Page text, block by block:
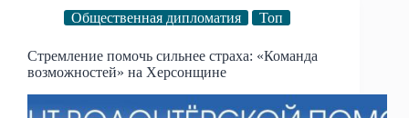
Общественная дипломатия Топ
Стремление помочь сильнее страха: «Команда
возможностей» на Херсонщине